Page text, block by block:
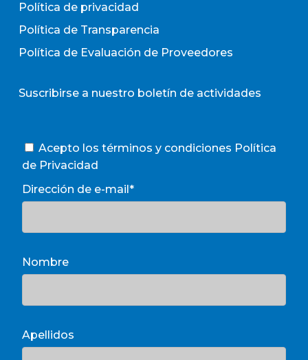
Política de privacidad
Política de Transparencia
Política de Evaluación de Proveedores
Suscribirse a nuestro boletín de actividades
Acepto los términos y condiciones Política
de Privacidad
Dirección de e-mail*
Nombre
Apellidos